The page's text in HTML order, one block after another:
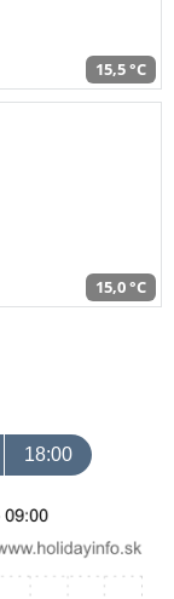
15,5 °C
15,0 °C
18:00